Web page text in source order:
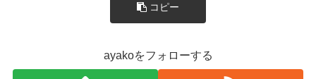
コピー
ayakoをフォローする